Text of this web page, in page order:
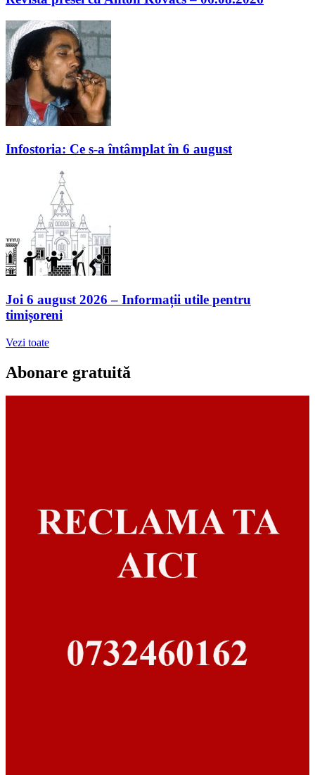
Infostoria: Ce s-a întâmplat în 6 august
Joi 6 august 2026 – Informații utile pentru
timișoreni
Vezi toate
Abonare gratuită